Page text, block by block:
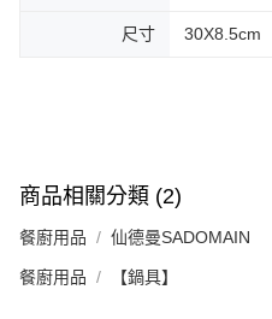
尺寸 30X8.5cm
商品相關分類 (2)
餐廚用品 仙德曼SADOMAIN
餐廚用品 【鍋具】